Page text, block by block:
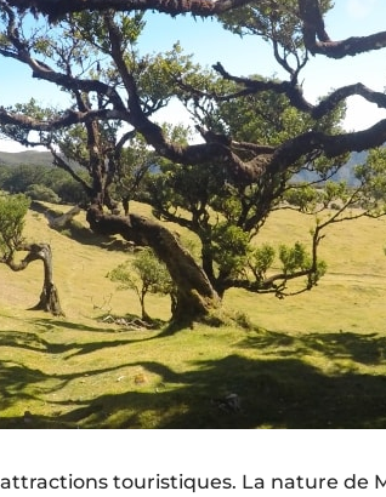
touristiques. La nature